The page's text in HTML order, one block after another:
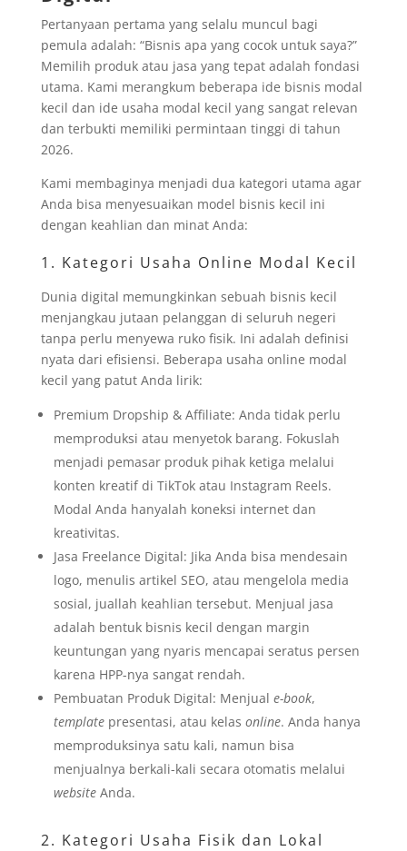
Pertanyaan pertama yang selalu muncul bagi
pemula adalah: “Bisnis apa yang cocok untuk saya?”
Memilih produk atau jasa yang tepat adalah fondasi
utama. Kami merangkum beberapa ide bisnis modal
kecil dan ide usaha modal kecil yang sangat relevan
dan terbukti memiliki permintaan tinggi di tahun
2026.
Kami membaginya menjadi dua kategori utama agar
Anda bisa menyesuaikan model bisnis kecil ini
dengan keahlian dan minat Anda:
1. Kategori Usaha Online Modal Kecil
Dunia digital memungkinkan sebuah bisnis kecil
menjangkau jutaan pelanggan di seluruh negeri
tanpa perlu menyewa ruko fisik. Ini adalah definisi
nyata dari efisiensi. Beberapa usaha online modal
kecil yang patut Anda lirik:
Premium Dropship & Affiliate: Anda tidak perlu
memproduksi atau menyetok barang. Fokuslah
menjadi pemasar produk pihak ketiga melalui
konten kreatif di TikTok atau Instagram Reels.
Modal Anda hanyalah koneksi internet dan
kreativitas.
Jasa Freelance Digital: Jika Anda bisa mendesain
logo, menulis artikel SEO, atau mengelola media
sosial, juallah keahlian tersebut. Menjual jasa
adalah bentuk bisnis kecil dengan margin
keuntungan yang nyaris mencapai seratus persen
karena HPP-nya sangat rendah.
Pembuatan Produk Digital: Menjual e-book,
templatepresentasi, atau kelas online. Anda hanya
memproduksinya satu kali, namun bisa
menjualnya berkali-kali secara otomatis melalui
websiteAnda.
2. Kategori Usaha Fisik dan Lokal